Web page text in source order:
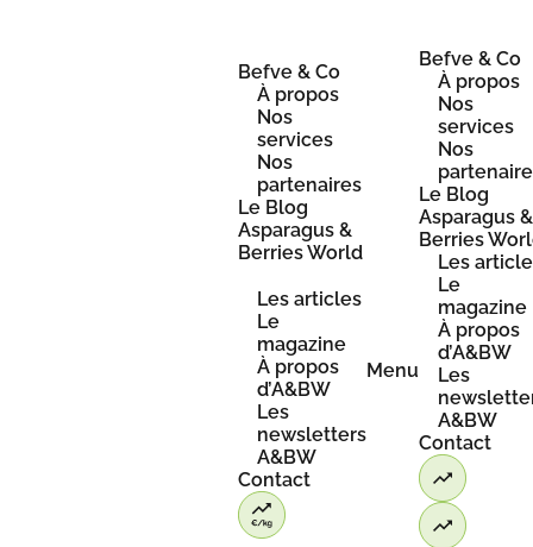
Befve & Co
À propos
Nos
services
Nos
partenaires
Le Blog
Asparagus &
Berries World
Les articles
Le
magazine
À propos
d’A&BW
Les
newsletters
A&BW
Contact
Menu
Befve & Co
À propos
Nos
services
Nos
Le Blog
Asparagus &
Berries
Les
Le
magazine
À propos
d’A&BW
Les
A&BW
Contact